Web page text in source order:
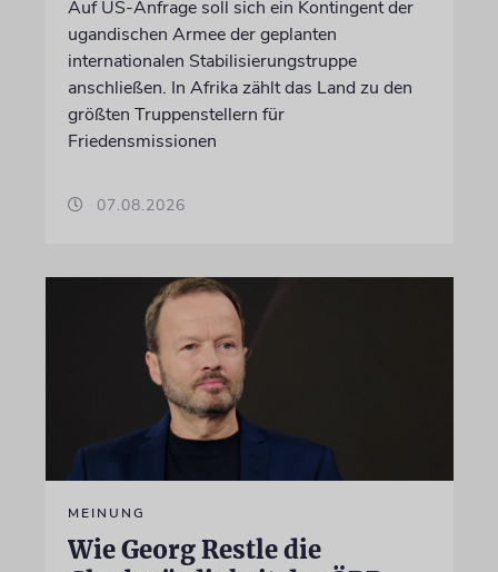
Auf US-Anfrage soll sich ein Kontingent der
ugandischen Armee der geplanten
internationalen Stabilisierungstruppe
anschließen. In Afrika zählt das Land zu den
größten Truppenstellern für
Friedensmissionen
07.08.2026
MEINUNG
Wie Georg Restle die